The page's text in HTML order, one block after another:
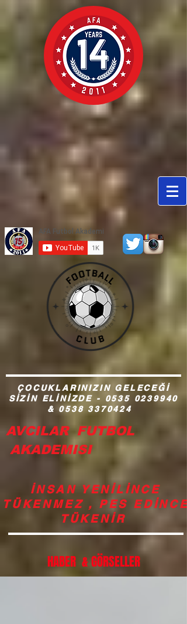
ÇOCUKLARINIZIN GELECEĞİ
SİZİN ELİNİZDE - 0535 0239940
& 0538 3370424
AVCILAR FUTBOL
AKADEMISI
İNSAN YENİLİNCE
TÜKENMEZ , PES EDİNCE
TÜKENİR
HABER & GÖRSELLER